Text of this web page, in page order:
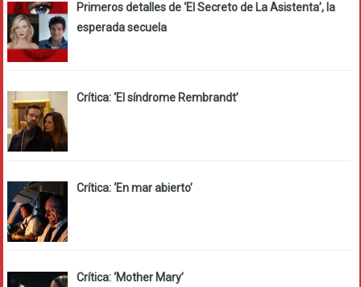
Primeros detalles de ‘El Secreto de La Asistenta’, la
esperada secuela
Crítica: ‘El síndrome Rembrandt’
Crítica: ‘En mar abierto’
Crítica: ‘Mother Mary’